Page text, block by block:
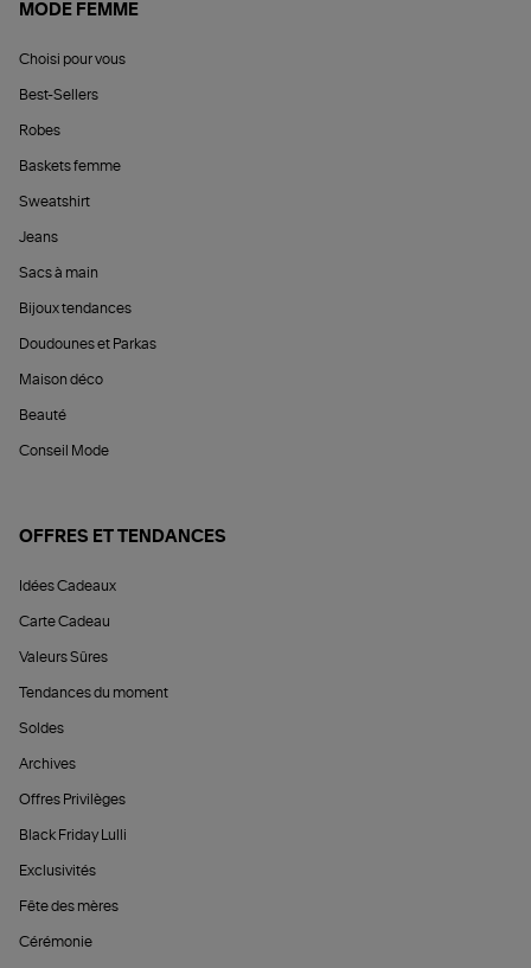
MODE FEMME
Choisi pour vous
Best-Sellers
Robes
Baskets femme
Sweatshirt
Jeans
Sacs à main
Bijoux tendances
Doudounes et Parkas
Maison déco
Beauté
Conseil Mode
OFFRES ET TENDANCES
Idées Cadeaux
Carte Cadeau
Valeurs Sûres
Tendances du moment
Soldes
Archives
Offres Privilèges
Black Friday Lulli
Exclusivités
Fête des mères
Cérémonie